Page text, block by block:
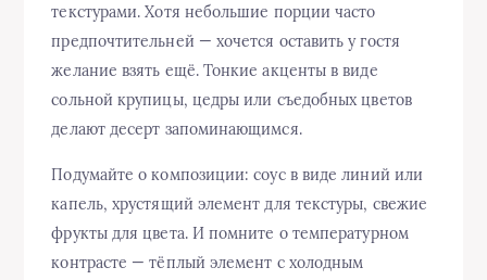
текстурами. Хотя небольшие порции часто
предпочтительней — хочется оставить у гостя
желание взять ещё. Тонкие акценты в виде
сольной крупицы, цедры или съедобных цветов
делают десерт запоминающимся.
Подумайте о композиции: соус в виде линий или
капель, хрустящий элемент для текстуры, свежие
фрукты для цвета. И помните о температурном
контрасте — тёплый элемент с холодным